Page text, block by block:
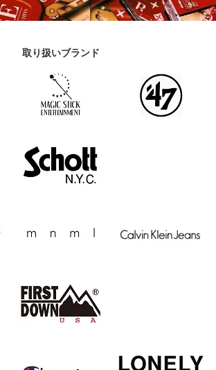
取り扱いブランド